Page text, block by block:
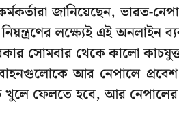
জানিয়েছেন, ভারত-
লক্ষ্যেই এই অনলাইন
সোমবার থেকে কালো
আর নেপালে
খুলে ফেলতে হবে, আর